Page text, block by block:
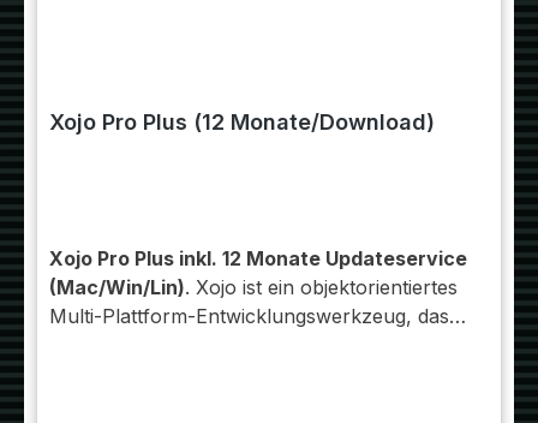
Xojo Pro Plus (12 Monate/Download)
Xojo Pro Plus inkl. 12 Monate Updateservice
(Mac/Win/Lin). Xojo ist ein objektorientiertes
Multi-Plattform-Entwicklungswerkzeug, das